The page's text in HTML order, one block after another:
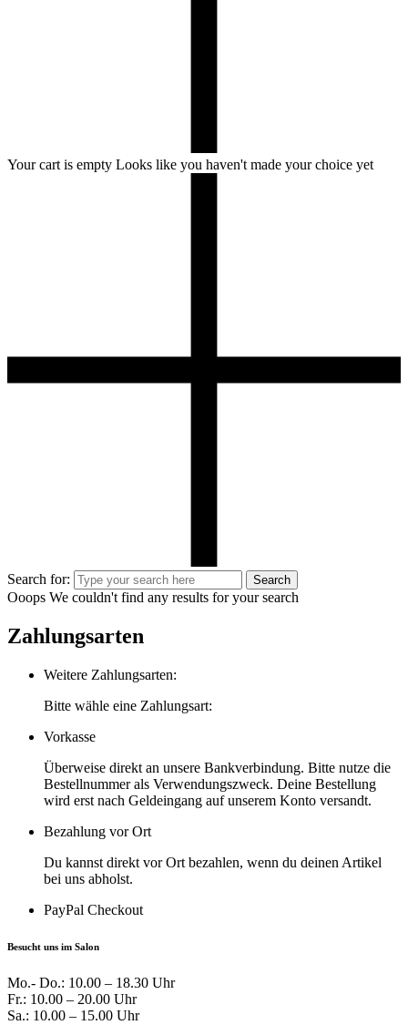
Your cart is empty Looks like you haven't made your choice yet
Search for: Search
Ooops We couldn't find any results for your search
Zahlungsarten
Weitere Zahlungsarten:
Bitte wähle eine Zahlungsart:
Vorkasse
Überweise direkt an unsere Bankverbindung. Bitte nutze die
Bestellnummer als Verwendungszweck. Deine Bestellung
wird erst nach Geldeingang auf unserem Konto versandt.
Bezahlung vor Ort
Du kannst direkt vor Ort bezahlen, wenn du deinen Artikel
bei uns abholst.
PayPal Checkout
Besucht uns im Salon
Mo.- Do.: 10.00 – 18.30 Uhr
Fr.: 10.00 – 20.00 Uhr
Sa.: 10.00 – 15.00 Uhr